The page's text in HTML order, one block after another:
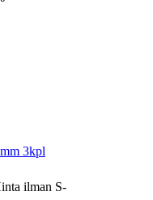
3kpl
ilman S-